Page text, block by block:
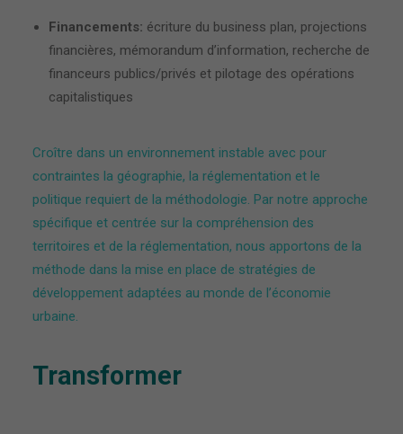
Financements: écriture du business plan, projections
financières, mémorandum d’information, recherche de
financeurs publics/privés et pilotage des opérations
capitalistiques
Croître dans un environnement instable avec pour
contraintes la géographie, la réglementation et le
politique requiert de la méthodologie. Par notre approche
spécifique et centrée sur la compréhension des
territoires et de la réglementation, nous apportons de la
méthode dans la mise en place de stratégies de
développement adaptées au monde de l’économie
urbaine.
Transformer